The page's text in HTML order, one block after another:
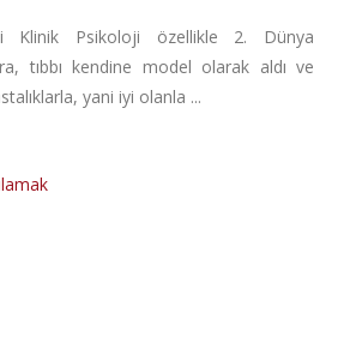
Klinik Psikoloji özellikle 2. Dünya
tıbbı kendine model olarak aldı ve
yani iyi olanla ...